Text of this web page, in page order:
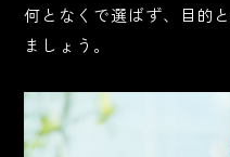
何となくで選ばず、目的
ましょう。